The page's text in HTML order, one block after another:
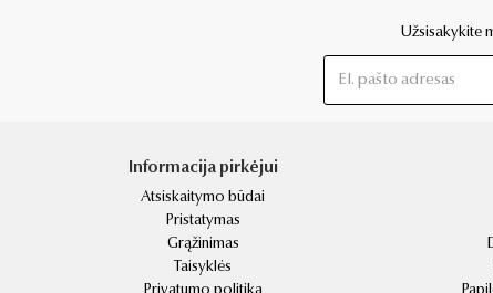
Užsisakykite
Informacija pirkėjui
Atsiskaitymo būdai
Pristatymas
Grąžinimas
Taisyklės